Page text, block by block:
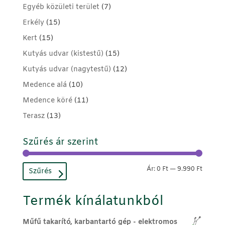
Egyéb közületi terület (7)
Erkély (15)
Kert (15)
Kutyás udvar (kistestű) (15)
Kutyás udvar (nagytestű) (12)
Medence alá (10)
Medence köré (11)
Terasz (13)
Szűrés ár szerint
Min
Max
Szűrés Ár:0 Ft—9.990 Ft
Termék kínálatunkból
Műfű takarító, karbantartó gép - elektromos